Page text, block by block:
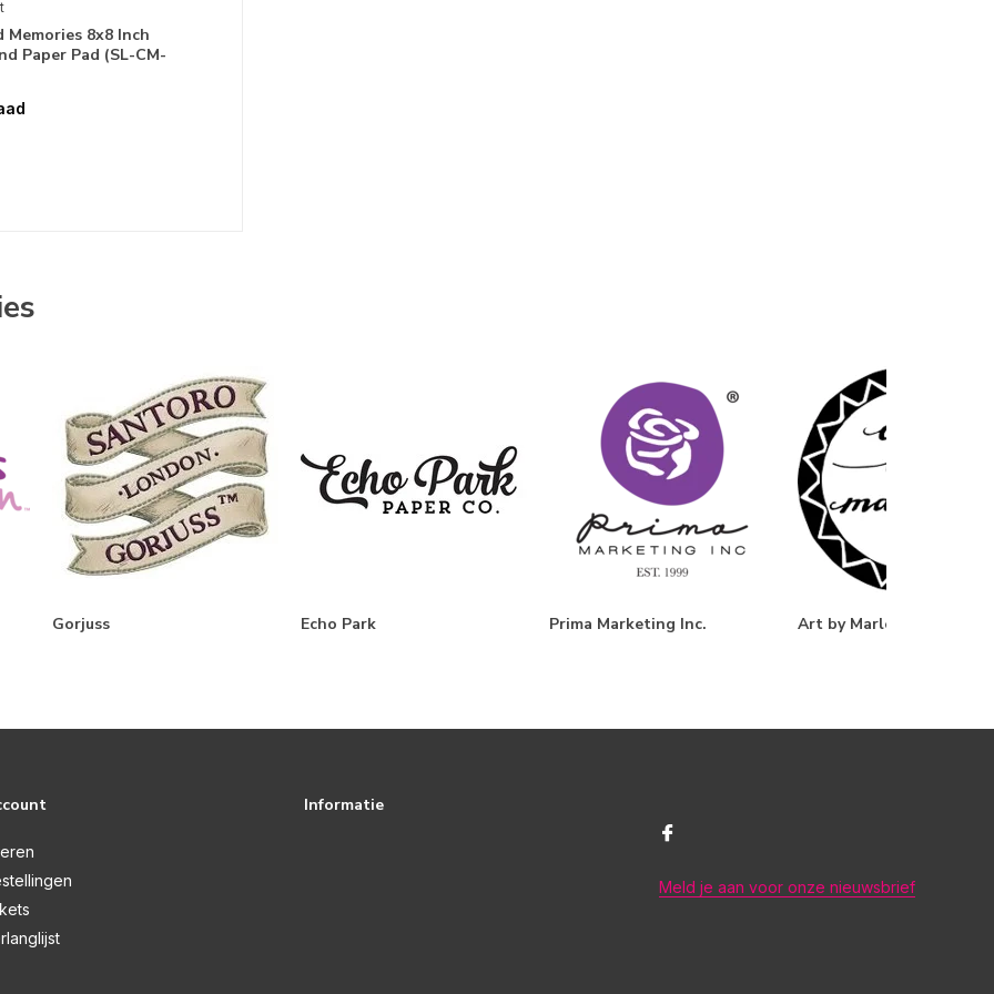
Memories 8x8 Inch
Paper Pad (SL-CM-
Gorjuss Echo Park Prima Marketing Inc. Art by Marlene
Informatie
Meld je aan voor onze nieuwsbrief